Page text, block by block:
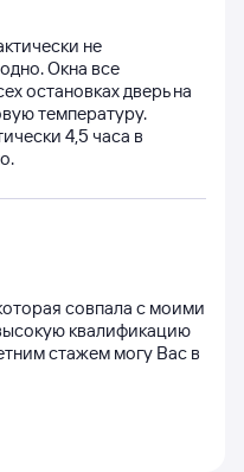
не
Окна все
остановках дверь на
температуру.
4,5 часа в
совпала с моими
квалификацию
стажем могу Вас в